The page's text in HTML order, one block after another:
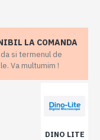
LA COMANDA
si termenul de
Va multumim !
DINO LITE